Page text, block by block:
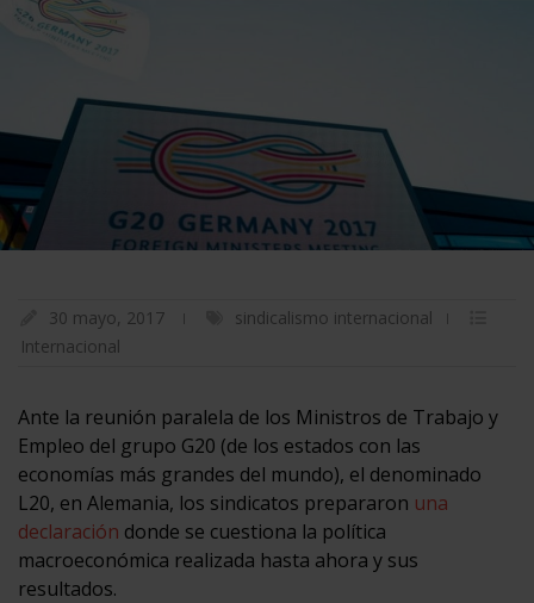
30 mayo, 2017
sindicalismo internacional
Internacional
Ante la reunión paralela de los Ministros de Trabajo y
Empleo del grupo G20 (de los estados con las
economías más grandes del mundo), el denominado
L20, en Alemania, los sindicatos prepararon una
declaración donde se cuestiona la política
macroeconómica realizada hasta ahora y sus
resultados.